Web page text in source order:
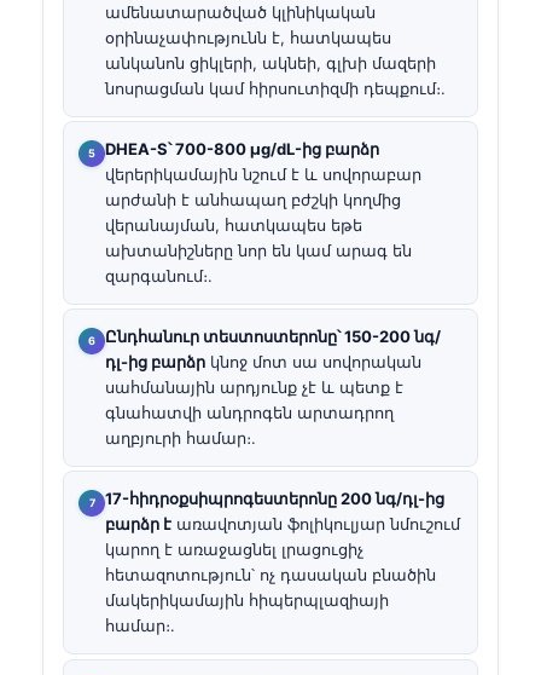
ամենատարածված կլինիկական
օրինաչափությունն է, հատկապես
անկանոն ցիկլերի, ակնեի, գլխի մազերի
նոսրացման կամ հիրսուտիզմի դեպքում։.
DHEA-S՝ 700-800 µg/dL-ից բարձր
վերերիկամային նշում է և սովորաբար
արժանի է անհապաղ բժշկի կողմից
վերանայման, հատկապես եթե
ախտանիշները նոր են կամ արագ են
զարգանում։.
Ընդհանուր տեստոստերոնը՝ 150-200 նգ/
դլ-ից բարձր կնոջ մոտ սա սովորական
սահմանային արդյունք չէ և պետք է
գնահատվի անդրոգեն արտադրող
աղբյուրի համար։.
17-հիդրօքսիպրոգեստերոնը 200 նգ/դլ-ից
բարձր է առավոտյան ֆոլիկուլյար նմուշում
կարող է առաջացնել լրացուցիչ
հետազոտություն՝ ոչ դասական բնածին
մակերիկամային հիպերպլազիայի
համար։.